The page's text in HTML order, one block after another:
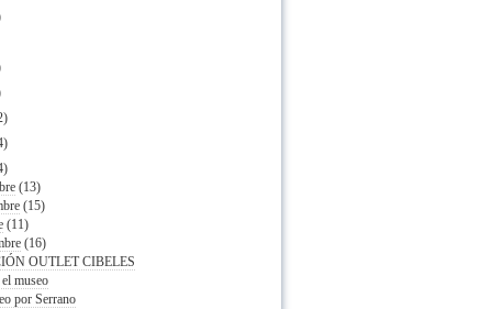
(13)
(15)
(11)
(16)
OUTLET CIBELES
museo
por Serrano